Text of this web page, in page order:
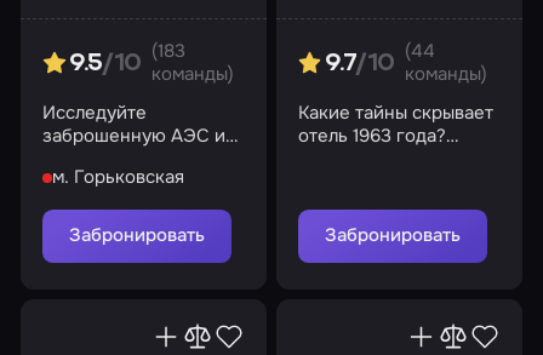
9.5/10
(183
команды)
Исследуйте
заброшенную АЭС и
м. Горьковская
Забронировать
9.7/10
(44
команды)
Какие тайны скрывает
отель 1963 года?
очередными
жертвами?
Забронировать